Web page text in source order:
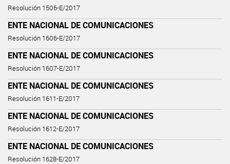
Resolución 1506-E/2017
ENTE NACIONAL DE COMUNICACIONES
Resolución 1606-E/2017
ENTE NACIONAL DE COMUNICACIONES
Resolución 1607-E/2017
ENTE NACIONAL DE COMUNICACIONES
Resolución 1611-E/2017
ENTE NACIONAL DE COMUNICACIONES
Resolución 1612-E/2017
ENTE NACIONAL DE COMUNICACIONES
Resolución 1628-E/2017